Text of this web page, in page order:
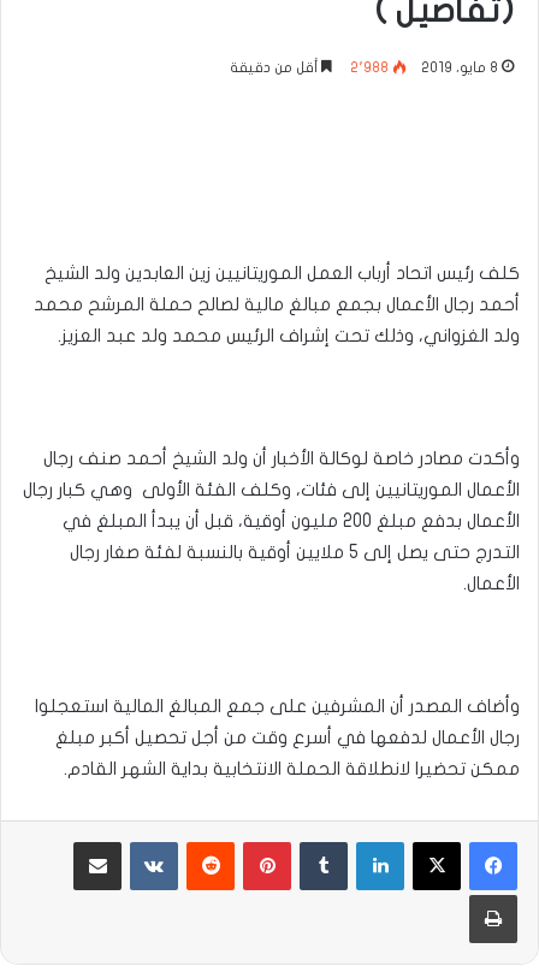
(تفاصيل )
8 مايو، 2019 2٬988 أقل من دقيقة
كلف رئيس اتحاد أرباب العمل الموريتانيين زين العابدين ولد الشيخ
أحمد رجال الأعمال بجمع مبالغ مالية لصالح حملة المرشح محمد
ولد الغزواني، وذلك تحت إشراف الرئيس محمد ولد عبد العزيز.
وأكدت مصادر خاصة لوكالة الأخبار أن ولد الشيخ أحمد صنف رجال
الأعمال الموريتانيين إلى فئات، وكلف الفئة الأولى وهي كبار رجال
الأعمال بدفع مبلغ 200 مليون أوقية، قبل أن يبدأ المبلغ في
التدرج حتى يصل إلى 5 ملايين أوقية بالنسبة لفئة صغار رجال
الأعمال.
وأضاف المصدر أن المشرفين على جمع المبالغ المالية استعجلوا
رجال الأعمال لدفعها في أسرع وقت من أجل تحصيل أكبر مبلغ
ممكن تحضيرا لانطلاقة الحملة الانتخابية بداية الشهر القادم.
لينكدإن بينتيريست مشاركة عبر البريد
طباعة